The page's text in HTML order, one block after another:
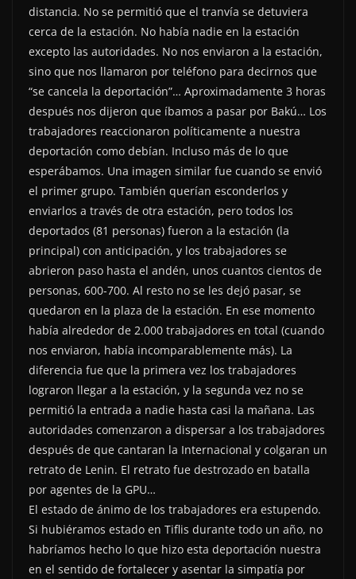
distancia. No se permitió que el tranvía se detuviera
cerca de la estación. No había nadie en la estación
excepto las autoridades. No nos enviaron a la estación,
sino que nos llamaron por teléfono para decirnos que
“se cancela la deportación”… Aproximadamente 3 horas
después nos dijeron que íbamos a pasar por Bakú… Los
trabajadores reaccionaron políticamente a nuestra
deportación como debían. Incluso más de lo que
esperábamos. Una imagen similar fue cuando se envió
el primer grupo. También querían esconderlos y
enviarlos a través de otra estación, pero todos los
deportados (81 personas) fueron a la estación (la
principal) con anticipación, y los trabajadores se
abrieron paso hasta el andén, unos cuantos cientos de
personas, 600-700. Al resto no se les dejó pasar, se
quedaron en la plaza de la estación. En ese momento
había alrededor de 2.000 trabajadores en total (cuando
nos enviaron, había incomparablemente más). La
diferencia fue que la primera vez los trabajadores
lograron llegar a la estación, y la segunda vez no se
permitió la entrada a nadie hasta casi la mañana. Las
autoridades comenzaron a dispersar a los trabajadores
después de que cantaran la Internacional y colgaran un
retrato de Lenin. El retrato fue destrozado en batalla
por agentes de la GPU…
El estado de ánimo de los trabajadores era estupendo.
Si hubiéramos estado en Tiflis durante todo un año, no
habríamos hecho lo que hizo esta deportación nuestra
en el sentido de fortalecer y asentar la simpatía por